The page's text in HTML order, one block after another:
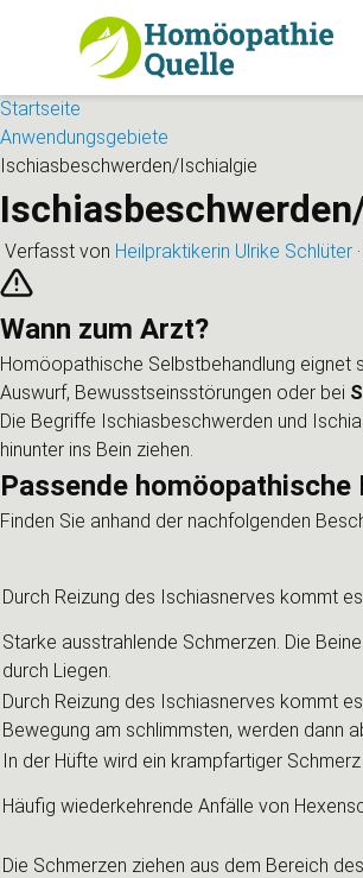
Startseite
Anwendungsgebiete
Ischiasbeschwerden/Ischialgie
Verfasst von Heilpraktikerin Ulrike Schlüter ·
Wann zum Arzt?
Homöopathische Selbstbehandlung eignet
Auswurf, Bewusstseinsstörungen oder bei
Die Begriffe Ischiasbeschwerden und
hinunter ins Bein ziehen.
Passende homöopathische
Finden Sie anhand der nachfolgenden
Durch Reizung des Ischiasnerves kommt
Starke ausstrahlende Schmerzen. Die
durch Liegen.
Durch Reizung des Ischiasnerves kommt
Bewegung am schlimmsten, werden dann
In der Hüfte wird ein krampfartiger
Häufig wiederkehrende Anfälle von
Die Schmerzen ziehen aus dem Bereich